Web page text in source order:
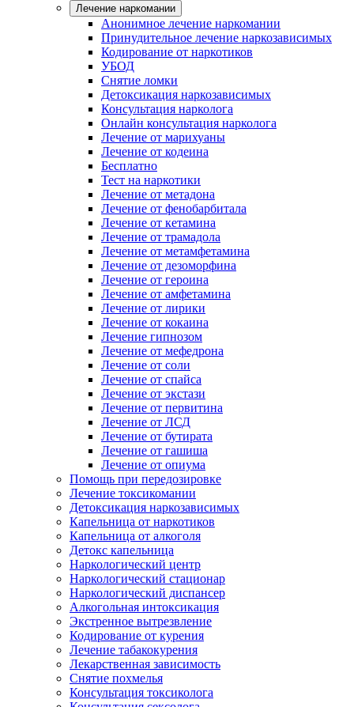
Лечение наркомании
Анонимное лечение наркомании
Принудительное лечение наркозависимых
Кодирование от наркотиков
УБОД
Снятие ломки
Детоксикация наркозависимых
Консультация нарколога
Онлайн консультация нарколога
Лечение от марихуаны
Лечение от кодеина
Бесплатно
Тест на наркотики
Лечение от метадона
Лечение от фенобарбитала
Лечение от кетамина
Лечение от трамадола
Лечение от метамфетамина
Лечение от дезоморфина
Лечение от героина
Лечение от амфетамина
Лечение от лирики
Лечение от кокаина
Лечение гипнозом
Лечение от мефедрона
Лечение от соли
Лечение от спайса
Лечение от экстази
Лечение от первитина
Лечение от ЛСД
Лечение от бутирата
Лечение от гашиша
Лечение от опиума
Помощь при передозировке
Лечение токсикомании
Детоксикация наркозависимых
Капельница от наркотиков
Капельница от алкоголя
Детокс капельница
Наркологический центр
Наркологический стационар
Наркологический диспансер
Алкогольная интоксикация
Экстренное вытрезвление
Кодирование от курения
Лечение табакокурения
Лекарственная зависимость
Снятие похмелья
Консультация токсиколога